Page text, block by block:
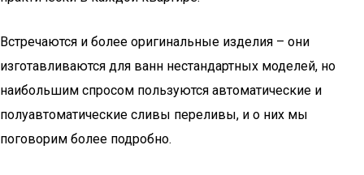
Встречаются и более оригинальные изделия – они
изготавливаются для ванн нестандартных моделей, но
наибольшим спросом пользуются автоматические и
полуавтоматические сливы переливы, и о них мы
поговорим более подробно.